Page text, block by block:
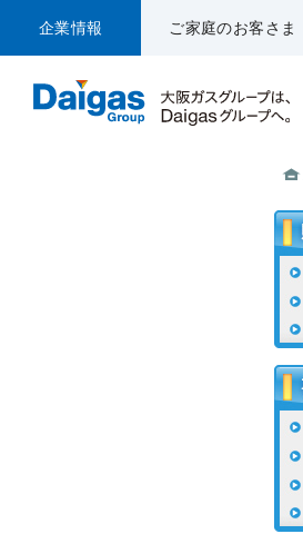
企業情報 ご家庭のお客さま